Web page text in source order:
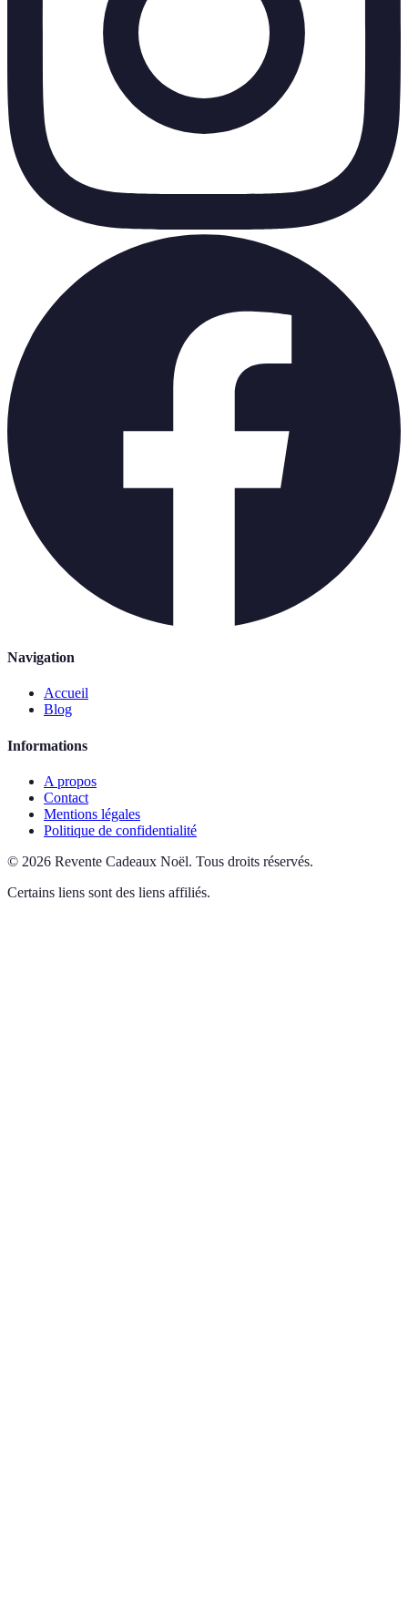
Navigation
Accueil
Blog
Informations
A propos
Contact
Mentions légales
Politique de confidentialité
© 2026 Revente Cadeaux Noël. Tous droits réservés.
Certains liens sont des liens affiliés.